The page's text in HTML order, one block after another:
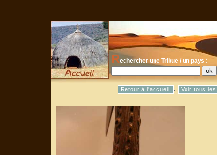
Rechercher une Tribue / un pays :
Retour à l'accueil :: Voir tous